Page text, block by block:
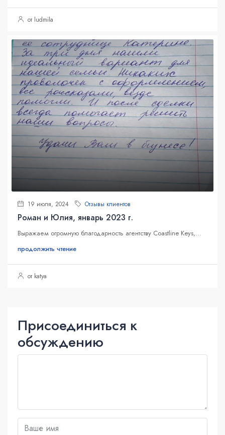
от ludmila
19 июля, 2024 Отзывы клиентов
Роман и Юлия, январь 2023 г.
Выражаем огромную благодарность агентству Coastline Keys,...
продолжить чтение
от katya
Присоединиться к
обсуждению